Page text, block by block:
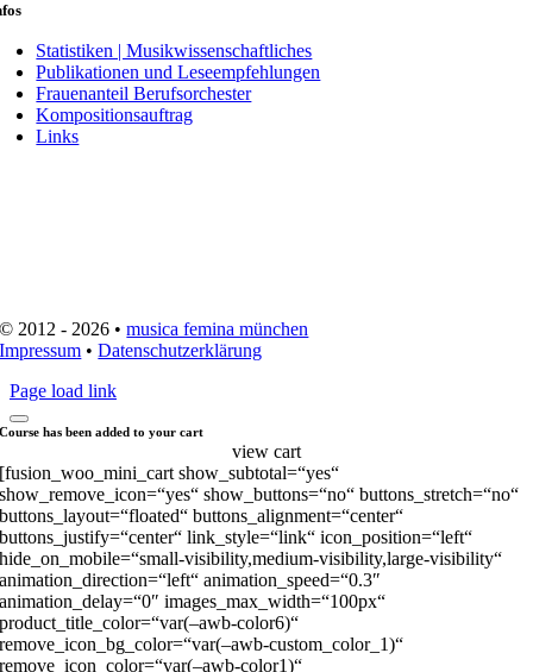
Statistiken | Musikwissenschaftliches
Publikationen und Leseempfehlungen
Frauenanteil Berufsorchester
Kompositionsauftrag
Links
© 2012 - 2026 •musica femina münchen
Impressum •Datenschutzerklärung
Page load link
Course has been added to your cart
view cart
[fusion_woo_mini_cart show_subtotal=“yes“
show_remove_icon=“yes“ show_buttons=“no“ buttons_stretch=“no“
buttons_layout=“floated“ buttons_alignment=“center“
buttons_justify=“center“ link_style=“link“ icon_position=“left“
hide_on_mobile=“small-visibility,medium-visibility,large-visibility“
animation_direction=“left“ animation_speed=“0.3″
animation_delay=“0″ images_max_width=“100px“
product_title_color=“var(–awb-color6)“
remove_icon_bg_color=“var(–awb-custom_color_1)“
remove_icon_color=“var(–awb-color1)“